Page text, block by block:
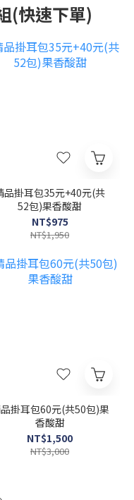
(快速下單)
品掛耳包35元+40元(共
52包)果香酸甜
NT$975
NT$1,950
掛耳包60元(共50包)果
香酸甜
NT$1,500
NT$3,000